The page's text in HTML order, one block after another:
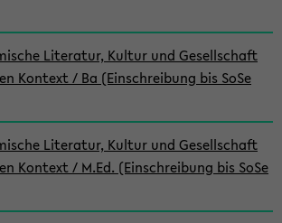
Literatur, Kultur und Gesellschaft
Kontext / Ba (Einschreibung bis SoSe
Literatur, Kultur und Gesellschaft
Kontext / M.Ed. (Einschreibung bis SoSe